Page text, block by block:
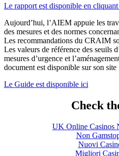
Le rapport est disponible en
Aujourd’hui, l’AIEM appuie les
des mesures et des normes
Les recommandations du CRAIM
Les valeurs de référence des seuils
mesures d’urgence et
document est disponible sur son site
Le Guide est disponible ici
Check
UK Online Casinos
Non
Nuovi
Migliori